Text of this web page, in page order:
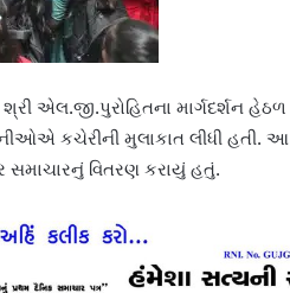
એલ.જી.પુરોહિતના માર્ગદર્શન હેઠળ
કચેરીની મુલાકાત લીધી હતી. આ
સમાચારનું વિતરણ કરાયું હતું.